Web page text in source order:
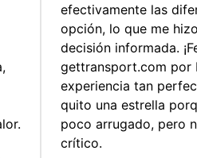
efectivamente las
opción, lo que me
decisión informada.
gettransport.com por
experiencia tan
quito una estrella
poco arrugado, pero
crítico.